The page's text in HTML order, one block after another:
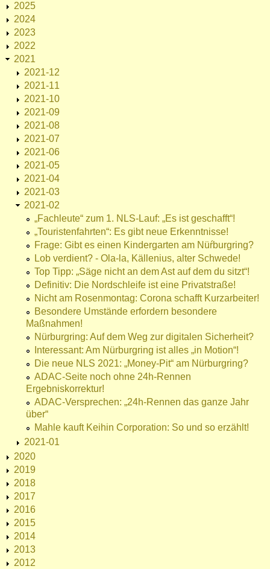
2025
2024
2023
2022
2021
2021-12
2021-11
2021-10
2021-09
2021-08
2021-07
2021-06
2021-05
2021-04
2021-03
2021-02
„Fachleute“ zum 1. NLS-Lauf: „Es ist geschafft“!
„Touristenfahrten“: Es gibt neue Erkenntnisse!
Frage: Gibt es einen Kindergarten am Nüŕburgring?
Lob verdient? - Ola-la, Källenius, alter Schwede!
Top Tipp: „Säge nicht an dem Ast auf dem du sitzt“!
Definitiv: Die Nordschleife ist eine Privatstraße!
Nicht am Rosenmontag: Corona schafft Kurzarbeiter!
Besondere Umstände erfordern besondere
Maßnahmen!
Nürburgring: Auf dem Weg zur digitalen Sicherheit?
Interessant: Am Nürburgring ist alles „in Motion“!
Die neue NLS 2021: „Money-Pit“ am Nürburgring?
ADAC-Seite noch ohne 24h-Rennen
Ergebniskorrektur!
ADAC-Versprechen: „24h-Rennen das ganze Jahr
über“
Mahle kauft Keihin Corporation: So und so erzählt!
2021-01
2020
2019
2018
2017
2016
2015
2014
2013
2012